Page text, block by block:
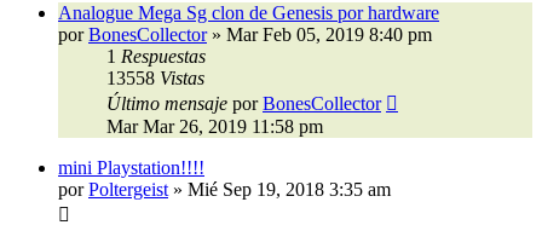
Analogue Mega Sg clon de Genesis por hardware
porBonesCollector» Mar Feb 05, 2019 8:40 pm
1 Respuestas
13558 Vistas
Último mensaje porBonesCollector
Mar Mar 26, 2019 11:58 pm
mini Playstation!!!!
porPoltergeist » Mié Sep 19, 2018 3:35 am